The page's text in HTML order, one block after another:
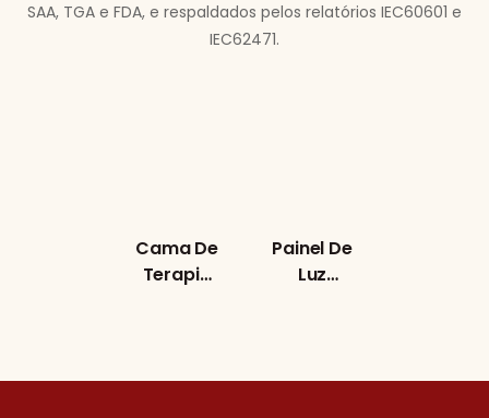
SAA, TGA e FDA, e respaldados pelos relatórios IEC60601 e
IEC62471.
Cama De
Terapia
Corpo
Painel De
Luz
Com 60
, Versão